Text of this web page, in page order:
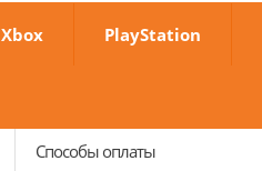
Xbox PlayStation
Способы оплаты